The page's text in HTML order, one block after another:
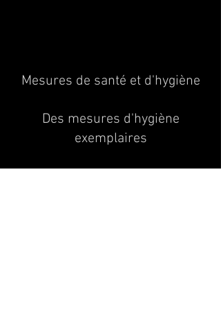
Mesures de santé et d'hygiène
Des mesures d'hygiène
exemplaires